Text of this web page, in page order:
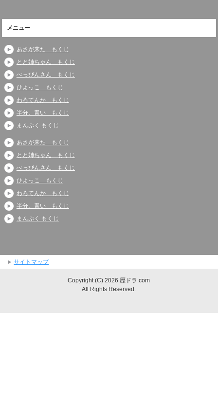
メニュー
あさが来た もくじ
とと姉ちゃん もくじ
べっぴんさん もくじ
ひよっこ もくじ
わろてんか もくじ
半分、青い もくじ
まんぷく もくじ
あさが来た もくじ
とと姉ちゃん もくじ
べっぴんさん もくじ
ひよっこ もくじ
わろてんか もくじ
半分、青い もくじ
まんぷく もくじ
サイトマップ
Copyright (C) 2026 歴ドラ.com
All Rights Reserved.